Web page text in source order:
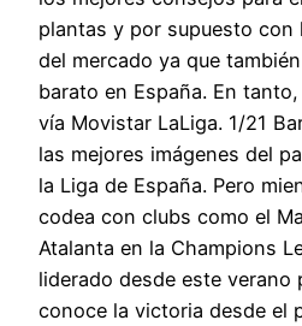
plantas y por supuesto con
del mercado ya que
barato en España. En
vía Movistar LaLiga. 1/21
las mejores imágenes del
la Liga de España. Pero
codea con clubs como el
Atalanta en la Champions
liderado desde este verano
conoce la victoria desde el